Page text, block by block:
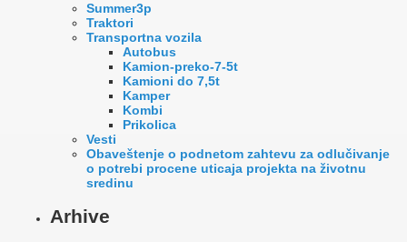
Summer3p
Traktori
Transportna vozila
Autobus
Kamion-preko-7-5t
Kamioni do 7,5t
Kamper
Kombi
Prikolica
Vesti
Оbaveštenje o podnetom zahtevu za odlučivanje
o potrebi procene uticaja projekta na životnu
sredinu
Arhive